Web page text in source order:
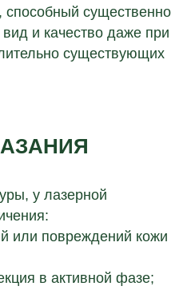
способный существенно
и качество даже при
существующих
у лазерной
или повреждений кожи
в активной фазе;